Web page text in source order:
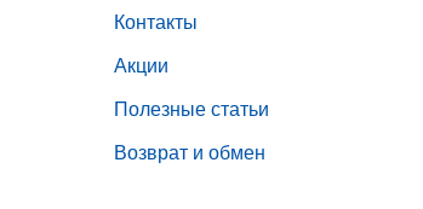
Контакты
Акции
Полезные статьи
Возврат и обмен